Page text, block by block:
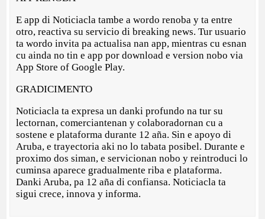
E app di Noticiacla tambe a wordo renoba y ta entre
otro, reactiva su servicio di breaking news. Tur usuario
ta wordo invita pa actualisa nan app, mientras cu esnan
cu ainda no tin e app por download e version nobo via
App Store of Google Play.
GRADICIMENTO
Noticiacla ta expresa un danki profundo na tur su
lectornan, comerciantenan y colaboradornan cu a
sostene e plataforma durante 12 aña. Sin e apoyo di
Aruba, e trayectoria aki no lo tabata posibel. Durante e
proximo dos siman, e servicionan nobo y reintroduci lo
cuminsa aparece gradualmente riba e plataforma.
Danki Aruba, pa 12 aña di confiansa. Noticiacla ta
sigui crece, innova y informa.